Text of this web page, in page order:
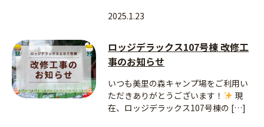
2025.1.23
ロッジデラックス107号棟 改修工
事のお知らせ
いつも美里の森キャンプ場をご利用い
ただきありがとうございます！
現
在、ロッジデラックス107号棟の […]